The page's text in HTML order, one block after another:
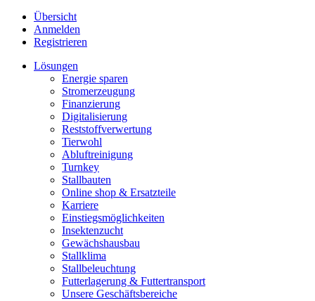
Übersicht
Anmelden
Registrieren
Lösungen
Energie sparen
Stromerzeugung
Finanzierung
Digitalisierung
Reststoffverwertung
Tierwohl
Abluftreinigung
Turnkey
Stallbauten
Online shop & Ersatzteile
Karriere
Einstiegsmöglichkeiten
Insektenzucht
Gewächshausbau
Stallklima
Stallbeleuchtung
Futterlagerung & Futtertransport
Unsere Geschäftsbereiche